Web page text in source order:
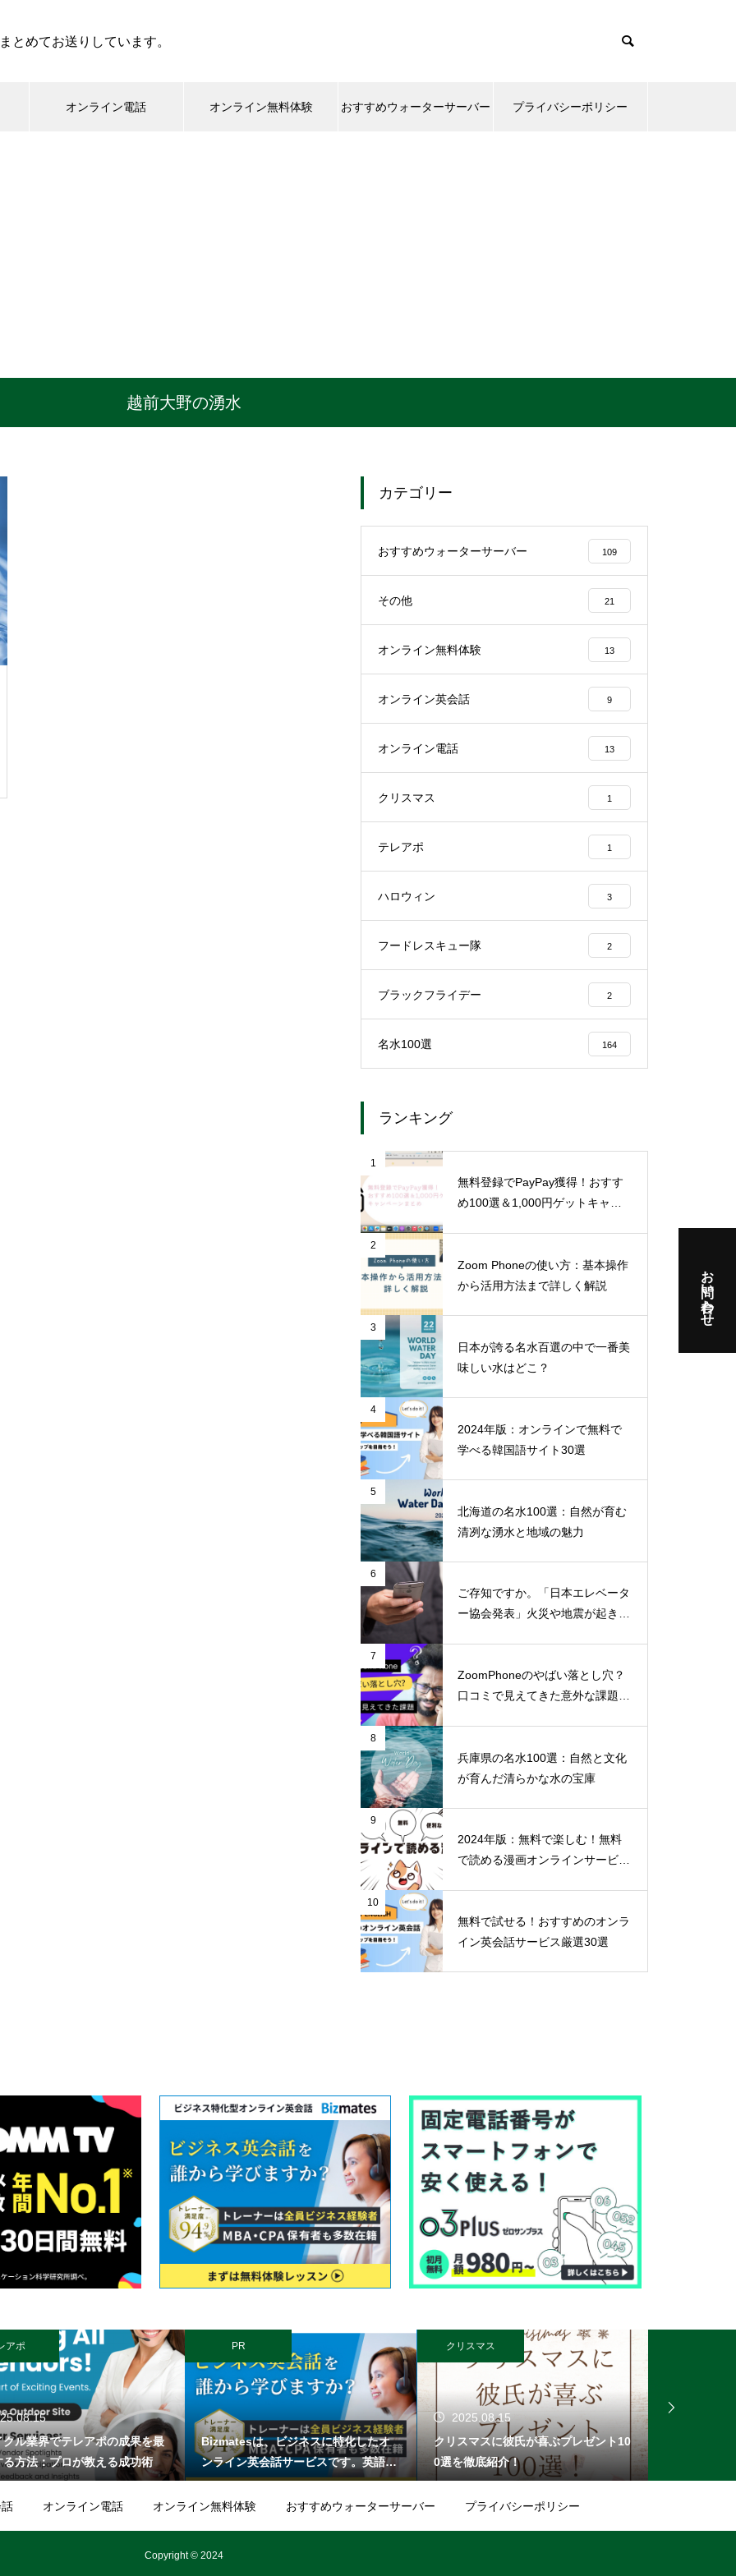
とめてお送りしています。
オンライン電話 オンライン無料体験 おすすめウォーターサーバー プライバシーポリシー
越前大野の湧水
カテゴリー
おすすめウォーターサーバー 109
その他 21
オンライン無料体験 13
オンライン英会話 9
オンライン電話 13
クリスマス 1
テレアポ 1
ハロウィン 3
フードレスキュー隊 2
ブラックフライデー 2
名水100選 164
ランキング
1
無料登録でPayPay獲得！おすす
め100選＆1,000円ゲットキャン
2
Zoom Phoneの使い方：基本操作
から活用方法まで詳しく解説
3
日本が誇る名水百選の中で一番美
味しい水はどこ？
4
2024年版：オンラインで無料で
学べる韓国語サイト30選
5
北海道の名水100選：自然が育む
清冽な湧水と地域の魅力
6
ご存知ですか。「日本エレベータ
ー協会発表」火災や地震が起きた
7
ZoomPhoneのやばい落とし穴？
口コミで見えてきた意外な課題と
8
兵庫県の名水100選：自然と文化
が育んだ清らかな水の宝庫
9
2024年版：無料で楽しむ！無料
で読める漫画オンラインサービス
10
無料で試せる！おすすめのオンラ
イン英会話サービス厳選30選
アポ
クル業界でテレアポの成果を最
る方法：プロが教える成功術
PR
Bizmatesは、ビジネスに特化したオ
ンライン英会話サービスです。英語で
「話す」だけでなく、「仕事ができ
る」英語力を身につけることを目指し
クリスマス
2025.08.15
クリスマスに彼氏が喜ぶプレゼント10
0選を徹底紹介！
め
オンライン電話 オンライン無料体験 おすすめウォーターサーバー プライバシーポリシー
Copyright © 2024
お問い合わせ